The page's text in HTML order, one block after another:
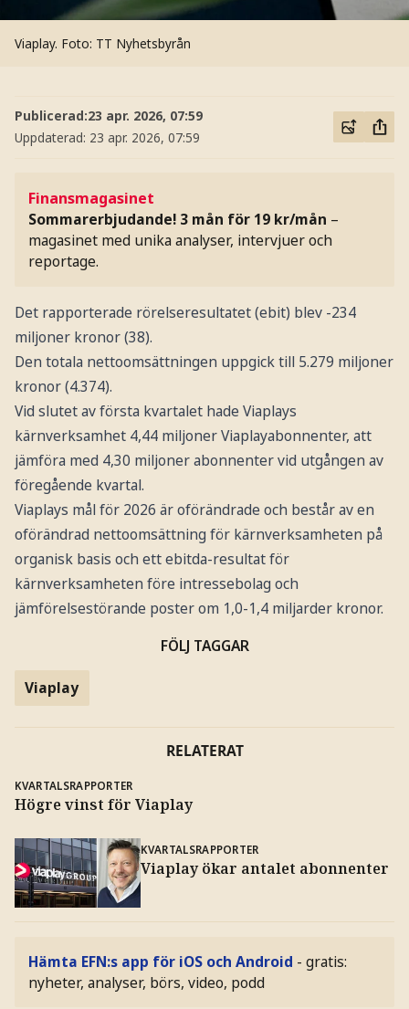
Viaplay. Foto: TT Nyhetsbyrån
Publicerad:23 apr. 2026, 07:59
Uppdaterad: 23 apr. 2026, 07:59
Finansmagasinet
Sommarerbjudande! 3 mån för 19 kr/mån –
magasinet med unika analyser, intervjuer och
reportage.
Det rapporterade rörelseresultatet (ebit) blev -234
miljoner kronor (38).
Den totala nettoomsättningen uppgick till 5.279 miljoner
kronor (4.374).
Vid slutet av första kvartalet hade Viaplays
kärnverksamhet 4,44 miljoner Viaplayabonnenter, att
jämföra med 4,30 miljoner abonnenter vid utgången av
föregående kvartal.
Viaplays mål för 2026 är oförändrade och består av en
oförändrad nettoomsättning för kärnverksamheten på
organisk basis och ett ebitda-resultat för
kärnverksamheten före intressebolag och
jämförelsestörande poster om 1,0-1,4 miljarder kronor.
FÖLJ TAGGAR
Viaplay
RELATERAT
KVARTALSRAPPORTER
Högre vinst för Viaplay
KVARTALSRAPPORTER
Viaplay ökar antalet abonnenter
Hämta EFN:s app för iOS och Android - gratis:
nyheter, analyser, börs, video, podd